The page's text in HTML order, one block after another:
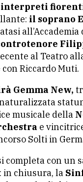
interpreti
il soprano
all’Accademia
al Teatro
Riccardo Muti.
Gemma New,
musicale della
e
Solti in
completa con un
in chiusura, la